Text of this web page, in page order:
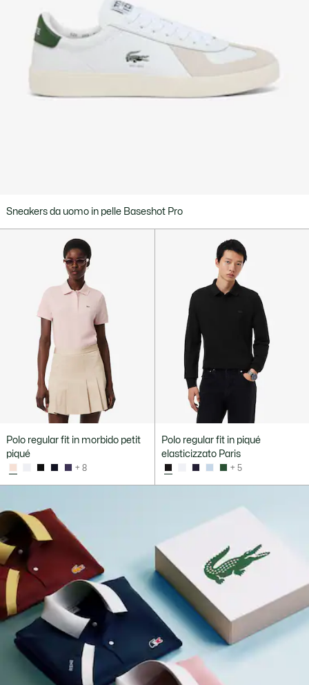
Sneakers da uomo in pelle Baseshot Pro
Polo regular fit in morbido petit
piqué
+ 8
Polo regular fit in piqué
elasticizzato Paris
+ 5